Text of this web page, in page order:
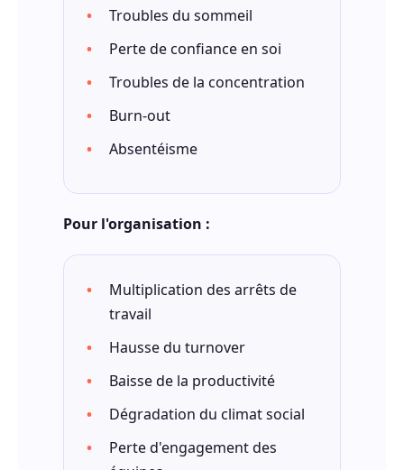
Troubles du sommeil
Perte de confiance en soi
Troubles de la concentration
Burn-out
Absentéisme
Pour l'organisation :
Multiplication des arrêts de
travail
Hausse du turnover
Baisse de la productivité
Dégradation du climat social
Perte d'engagement des